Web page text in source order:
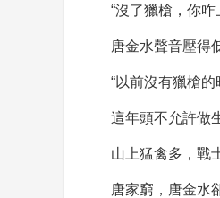
“沒了獵槍，你咋
唐金水聲音壓得
“以前沒有獵槍
這年頭不允許做
山上猛禽多，戰
唐家窮，唐金水